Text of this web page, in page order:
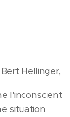
Hellinger,
l'inconscient
situation